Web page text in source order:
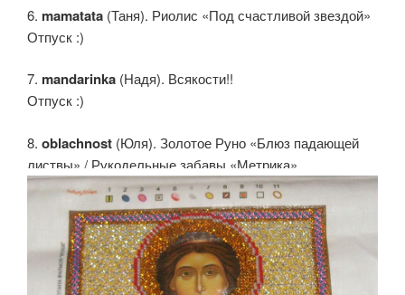
6. mamatata (Таня). Риолис «Под счастливой звездой»
Отпуск :)
7. mandarinka (Надя). Всякости!!
Отпуск :)
8. oblachnost (Юля). Золотое Руно «Блюз падающей
листвы» / Рукодельные забавы «Метрика»